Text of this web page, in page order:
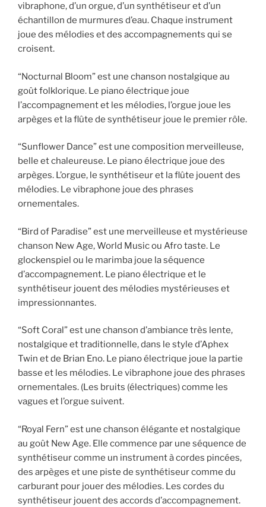
vibraphone, d’un orgue, d’un synthétiseur et d’un
échantillon de murmures d’eau. Chaque instrument
joue des mélodies et des accompagnements qui se
croisent.
“Nocturnal Bloom” est une chanson nostalgique au
goût folklorique. Le piano électrique joue
l’accompagnement et les mélodies, l’orgue joue les
arpèges et la flûte de synthétiseur joue le premier rôle.
“Sunflower Dance” est une composition merveilleuse,
belle et chaleureuse. Le piano électrique joue des
arpèges. L’orgue, le synthétiseur et la flûte jouent des
mélodies. Le vibraphone joue des phrases
ornementales.
“Bird of Paradise” est une merveilleuse et mystérieuse
chanson New Age, World Music ou Afro taste. Le
glockenspiel ou le marimba joue la séquence
d’accompagnement. Le piano électrique et le
synthétiseur jouent des mélodies mystérieuses et
impressionnantes.
“Soft Coral” est une chanson d’ambiance très lente,
nostalgique et traditionnelle, dans le style d’Aphex
Twin et de Brian Eno. Le piano électrique joue la partie
basse et les mélodies. Le vibraphone joue des phrases
ornementales. (Les bruits (électriques) comme les
vagues et l’orgue suivent.
“Royal Fern” est une chanson élégante et nostalgique
au goût New Age. Elle commence par une séquence de
synthétiseur comme un instrument à cordes pincées,
des arpèges et une piste de synthétiseur comme du
carburant pour jouer des mélodies. Les cordes du
synthétiseur jouent des accords d’accompagnement.